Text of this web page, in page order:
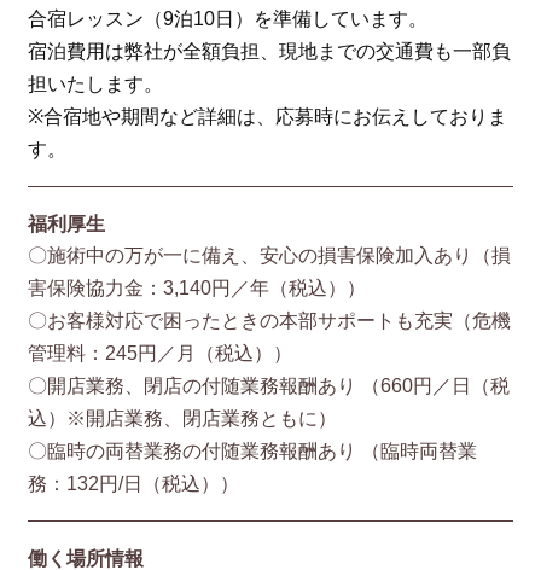
合宿レッスン（9泊10日）を準備しています。
宿泊費用は弊社が全額負担、現地までの交通費も一部負
担いたします。
※合宿地や期間など詳細は、応募時にお伝えしておりま
す。
福利厚生
〇施術中の万が一に備え、安心の損害保険加入あり（損
害保険協⼒⾦：3,140円／年（税込））
〇お客様対応で困ったときの本部サポートも充実（危機
管理料：245円／月（税込））
〇開店業務、閉店の付随業務報酬あり （660円／⽇（税
込）※開店業務、閉店業務ともに）
〇臨時の両替業務の付随業務報酬あり （臨時両替業
務：132円/⽇（税込））
働く場所情報